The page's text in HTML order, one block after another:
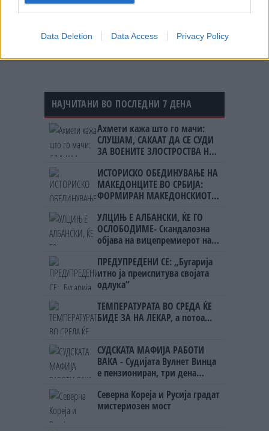
Data Deletion Data Access Privacy Policy
„МОИТЕ ИГРАЧКИ“ Роналдо ги
милиони евра
НАЈЧИТАНИ ВО ПОСЛЕДНИ 7 ДЕНА
Ахмети кажа што го мачи:
СЛУШАМ, САКААТ ДА СЕ СУДИ
ЗА ВОЕНИТЕ ЗЛОСТРОСТВА НА
ИСТОРИСКО ОБЕДИНУВАЊЕ НА
МАКЕДОНЦИТЕ ВО СРБИЈА:
ФОРМИРАН МАКЕДОНСКИОТ
УЛЦИЊ Е АЛБАНСКИ, ЌЕ ГО
ОСЛОБОДИМЕ- Скандалозна
објава на вицепремиерот на
ПРЕДУПРЕДЕНИ СЕ: „Бугарија
итно ја преиспитува својата
одлука“
ТЕМПЕРАТУРАТА ВО СРЕДА ЌЕ
БИДЕ ЗА НА ЛЕКАР, а потоа...
СУДСКАТА МАФИЈА РАБОТИ
ВАКА - Судијата Вулнет Винца
е пензиониран, три дена
на бизнисменот Марковски
Северна Кореја и Русија градат
мистериозен мост